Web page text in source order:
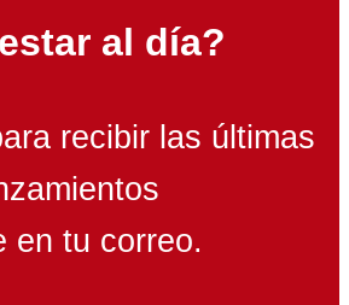
al día?
recibir las últimas
en tu correo.